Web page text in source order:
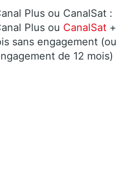
Plus ou CanalSat :
Plus ou CanalSat +
sans engagement (ou
de 12 mois)